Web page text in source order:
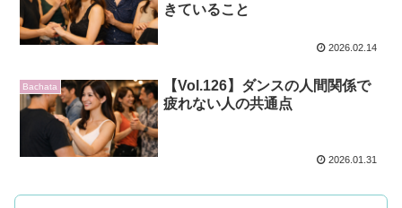
きていること
2026.02.14
Bachata
【Vol.126】ダンスの人間関係で
疲れない人の共通点
2026.01.31